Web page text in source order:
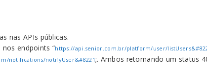
nas APIs públicas.
endpoints “https://api.senior.com.br/platform/user/
notifications/notifyUser&#8221;. Ambos retornando um status